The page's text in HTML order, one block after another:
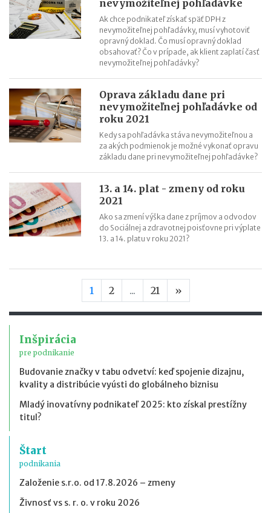
nevymožiteľnej pohľadávke
Ak chce podnikateľ získať späť DPH z
nevymožiteľnej pohľadávky, musí vyhotoviť
opravný doklad. Čo musí opravný doklad
obsahovať? Čo v prípade, ak klient zaplatí časť
nevymožiteľnej pohľadávky?
Oprava základu dane pri
nevymožiteľnej pohľadávke od
roku 2021
Kedy sa pohľadávka stáva nevymožiteľnou a
za akých podmienok je možné vykonať opravu
základu dane pri nevymožiteľnej pohľadávke?
13. a 14. plat - zmeny od roku
2021
Ako sa zmení výška dane z príjmov a odvodov
do Sociálnej a zdravotnej poisťovne pri výplate
13. a 14. platu v roku 2021?
1 2 ... 21 »Nasledujúca
Inšpirácia
pre podnikanie
Budovanie značky v tabu odvetví: keď spojenie dizajnu,
kvality a distribúcie vyústi do globálneho biznisu
Mladý inovatívny podnikateľ 2025: kto získal prestížny
titul?
Štart
podnikania
Založenie s.r.o. od 17.8.2026 – zmeny
Živnosť vs s. r. o. v roku 2026